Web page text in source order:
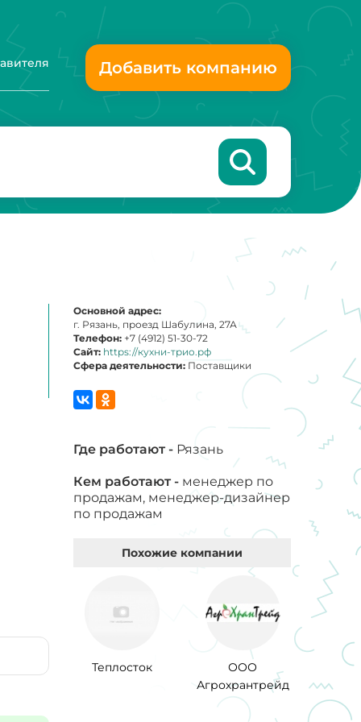
Добавить компанию
Основной адрес:
г. Рязань, проезд Шабулина, 27А
Телефон: +7 (4912) 51-30-72
Сайт: https://кухни-трио.рф
Сфера деятельности: Поставщики
Где работают - Рязань
Кем работают - менеджер по
продажам, менеджер-дизайнер
по продажам
Похожие компании
Теплосток
ООО
Агрохрантрейд